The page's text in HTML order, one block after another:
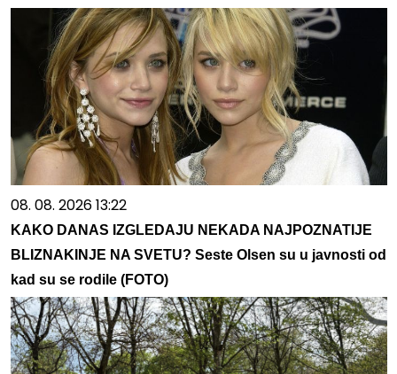
08. 08. 2026 13:22
KAKO DANAS IZGLEDAJU NEKADA NAJPOZNATIJE
BLIZNAKINJE NA SVETU? Seste Olsen su u javnosti od
kad su se rodile (FOTO)